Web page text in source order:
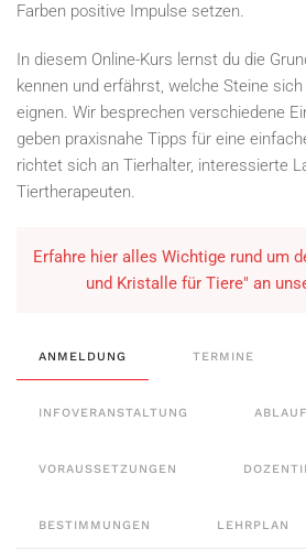
Farben positive Impulse setzen.
In diesem Online-Kurs lernst du die
kennen und erfährst, welche Steine
eignen. Wir besprechen verschiedene
geben praxisnahe Tipps für eine
richtet sich an Tierhalter, interessierte
Tiertherapeuten.
Erfahre hier alles Wichtige rund um
und Kristalle für Tiere" an
ANMELDUNG TERMINE
INFOVERANSTALTUNG ABLAUF
VORAUSSETZUNGEN
BESTIMMUNGEN LEHRPLAN